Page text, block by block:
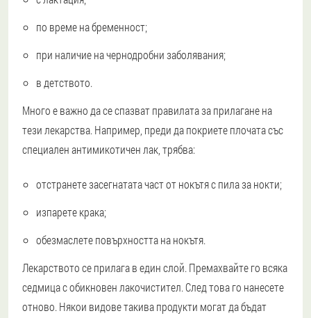
по време на бременност;
при наличие на чернодробни заболявания;
в детството.
Много е важно да се спазват правилата за прилагане на
тези лекарства. Например, преди да покриете плочата със
специален антимикотичен лак, трябва:
отстранете засегнатата част от нокътя с пила за нокти;
изпарете крака;
обезмаслете повърхността на нокътя.
Лекарството се прилага в един слой. Премахвайте го всяка
седмица с обикновен лакочистител. След това го нанесете
отново. Някои видове такива продукти могат да бъдат